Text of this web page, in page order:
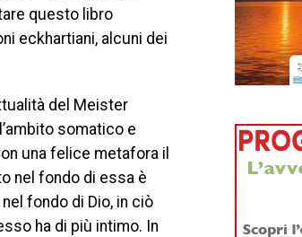
questo libro
eckhartiani, alcuni dei
del Meister
somatico e
una felice metafora il
nel fondo di essa è
fondo di Dio, in ciò
ha di più intimo. In